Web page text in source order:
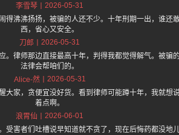
李雪琴
2026-05-31
得沸沸扬扬，被骗的人还不少。十年刑期一出，谁还
西，省心又安全。
刀郎
2026-05-31
律师那边直接最高十年，判得我都觉得解气。被骗
法律会帮咱们的。
Alice-然
2026-05-31
大家，贪便宜没好货。看到律师可能蹲十年，我就想
着点啊。
浪胃仙
2026-06-01
受害者们吐槽说早知道就不贪了，现在后悔药都没地